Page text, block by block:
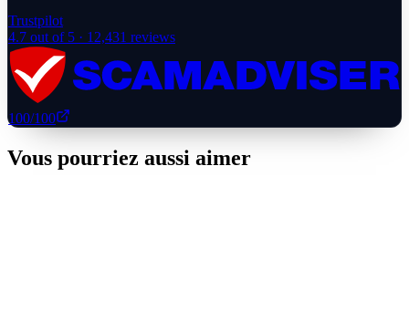
Trustpilot
4.7 out of 5 · 12,431 reviews
100/100
Vous pourriez aussi aimer